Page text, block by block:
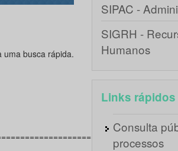
busca rápida.
SIPAC -
SIGRH -
Humanos
Links rápidos
Consulta
processos